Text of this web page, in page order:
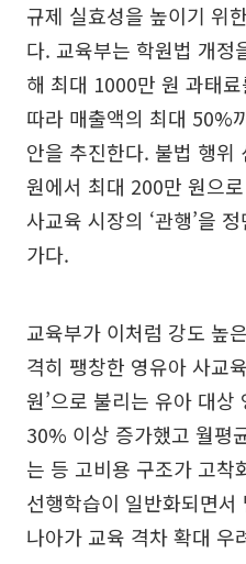
규제 실효성을 높이기 위
다. 교육부는 학원법 개정
해 최대 1000만 원 과태
따라 매출액의 최대 50%
안을 추진한다. 불법 행위
원에서 최대 200만 원으
사교육 시장의 ‘관행’을
가다.
교육부가 이처럼 강도 높
격히 팽창한 영유아 사교
원’으로 불리는 유아 대
30% 이상 증가했고 월평
는 등 고비용 구조가 고착
선행학습이 일반화되면
나아가 교육 격차 확대 우